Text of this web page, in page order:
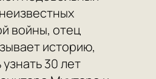
войны, отец
историю,
30 лет